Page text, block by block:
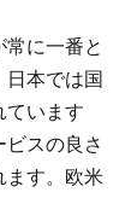
常に一番と
本では国
ています
スの良さ
ます。欧米